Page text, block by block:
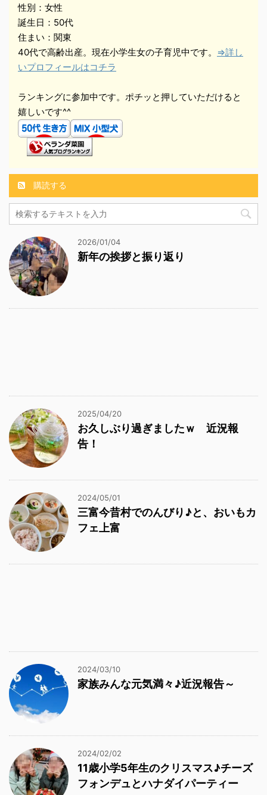
性別：女性
誕生日：50代
住まい：関東
40代で高齢出産。現在小学生女の子育児中です。 ⇒詳し
いプロフィールはコチラ
ランキングに参加中です。ポチッと押していただけると
嬉しいです^^
購読する
2026/01/04
新年の挨拶と振り返り
2025/04/20
お久しぶり過ぎましたｗ 近況報
告！
2024/05/01
三富今昔村でのんびり♪と、おいもカ
フェ上富
2024/03/10
家族みんな元気満々♪近況報告～
2024/02/02
11歳小学5年生のクリスマス♪チーズ
フォンデュとハナダイパーティー